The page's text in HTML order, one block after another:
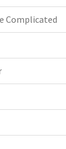
Complicated